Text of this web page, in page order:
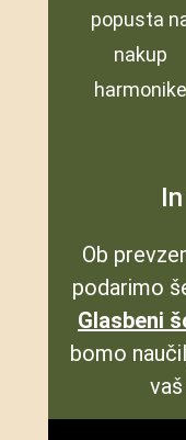
popusta
nakup
harmonike
Ob
podarimo
Glasbeni
bomo